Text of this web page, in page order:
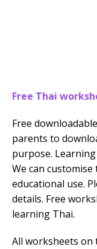
Free Thai
Free
parents to
purpose.
We can
educational use.
details. Free
learning Thai.
All worksheets on